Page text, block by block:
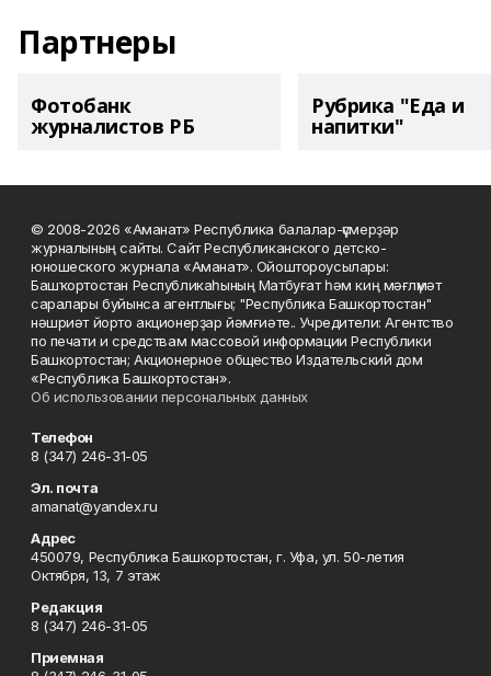
Партнеры
Фотобанк
журналистов РБ
Рубрика "Еда и
напитки"
© 2008-2026 «Аманат» Республика балалар-үҫмерҙәр
журналының сайты. Сайт Республиканского детско-
юношеского журнала «Аманат». Ойоштороусылары:
Башҡортостан Республикаһының Матбуғат һәм киң мәғлүмәт
саралары буйынса агентлығы; "Республика Башкортостан"
нәшриәт йорто акционерҙар йәмғиәте.. Учредители: Агентство
по печати и средствам массовой информации Республики
Башкортостан; Акционерное общество Издательский дом
«Республика Башкортостан».
Об использовании персональных данных
Телефон
8 (347) 246-31-05
Эл. почта
amanat@yandex.ru
Адрес
450079, Республика Башкортостан, г. Уфа, ул. 50-летия
Октября, 13, 7 этаж
Редакция
8 (347) 246-31-05
Приемная